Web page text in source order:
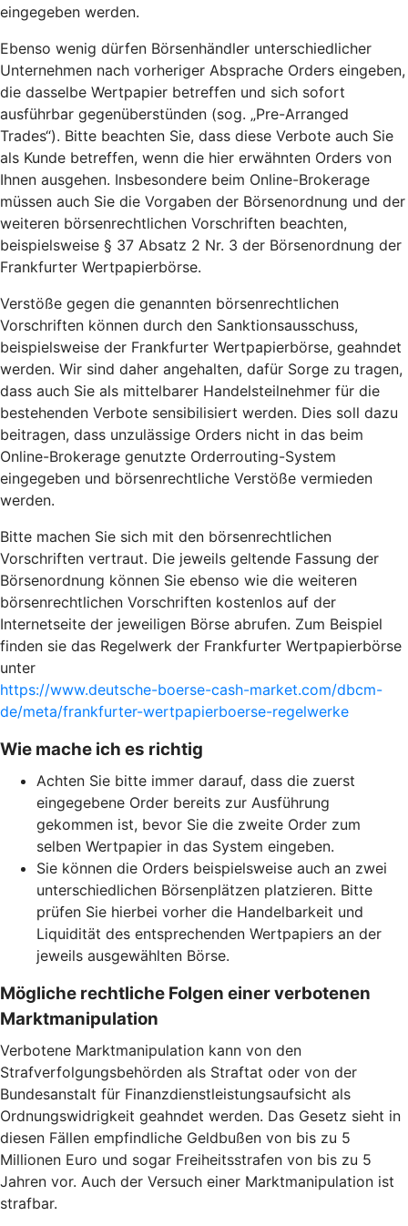
eingegeben werden.
Ebenso wenig dürfen Börsenhändler unterschiedlicher
Unternehmen nach vorheriger Absprache Orders eingeben,
die dasselbe Wertpapier betreffen und sich sofort
ausführbar gegenüberstünden (sog. „Pre-Arranged
Trades“). Bitte beachten Sie, dass diese Verbote auch Sie
als Kunde betreffen, wenn die hier erwähnten Orders von
Ihnen ausgehen. Insbesondere beim Online-Brokerage
müssen auch Sie die Vorgaben der Börsenordnung und der
weiteren börsenrechtlichen Vorschriften beachten,
beispielsweise § 37 Absatz 2 Nr. 3 der Börsenordnung der
Frankfurter Wertpapierbörse.
Verstöße gegen die genannten börsenrechtlichen
Vorschriften können durch den Sanktionsausschuss,
beispielsweise der Frankfurter Wertpapierbörse, geahndet
werden. Wir sind daher angehalten, dafür Sorge zu tragen,
dass auch Sie als mittelbarer Handelsteilnehmer für die
bestehenden Verbote sensibilisiert werden. Dies soll dazu
beitragen, dass unzulässige Orders nicht in das beim
Online-Brokerage genutzte Orderrouting-System
eingegeben und börsenrechtliche Verstöße vermieden
werden.
Bitte machen Sie sich mit den börsenrechtlichen
Vorschriften vertraut. Die jeweils geltende Fassung der
Börsenordnung können Sie ebenso wie die weiteren
börsenrechtlichen Vorschriften kostenlos auf der
Internetseite der jeweiligen Börse abrufen. Zum Beispiel
finden sie das Regelwerk der Frankfurter Wertpapierbörse
unter
https://www.deutsche-boerse-cash-market.com/dbcm-
de/meta/frankfurter-wertpapierboerse-regelwerke
Wie mache ich es richtig
Achten Sie bitte immer darauf, dass die zuerst
eingegebene Order bereits zur Ausführung
gekommen ist, bevor Sie die zweite Order zum
selben Wertpapier in das System eingeben.
Sie können die Orders beispielsweise auch an zwei
unterschiedlichen Börsenplätzen platzieren. Bitte
prüfen Sie hierbei vorher die Handelbarkeit und
Liquidität des entsprechenden Wertpapiers an der
jeweils ausgewählten Börse.
Mögliche rechtliche Folgen einer verbotenen
Marktmanipulation
Verbotene Marktmanipulation kann von den
Strafverfolgungsbehörden als Straftat oder von der
Bundesanstalt für Finanzdienstleistungsaufsicht als
Ordnungswidrigkeit geahndet werden. Das Gesetz sieht in
diesen Fällen empfindliche Geldbußen von bis zu 5
Millionen Euro und sogar Freiheitsstrafen von bis zu 5
Jahren vor. Auch der Versuch einer Marktmanipulation ist
strafbar.